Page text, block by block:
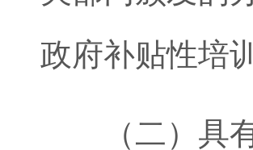
政府补贴性培
（二）具有